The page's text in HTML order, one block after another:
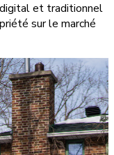
et traditionnel
sur le marché